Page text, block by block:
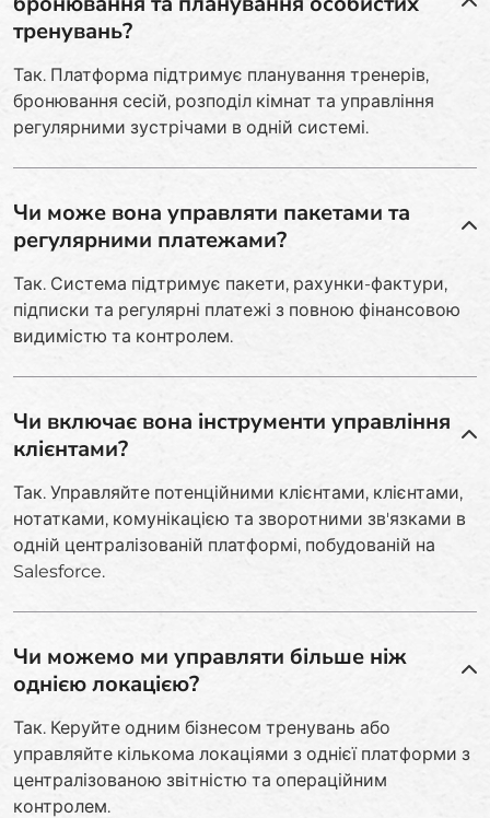
тренувань?
Так. Платформа підтримує планування тренерів,
бронювання сесій, розподіл кімнат та управління
регулярними зустрічами в одній системі.
Чи може вона управляти пакетами та
регулярними платежами?
Так. Система підтримує пакети, рахунки-фактури,
підписки та регулярні платежі з повною фінансовою
видимістю та контролем.
Чи включає вона інструменти управління
клієнтами?
Так. Управляйте потенційними клієнтами, клієнтами,
нотатками, комунікацією та зворотними зв'язками в
одній централізованій платформі, побудованій на
Salesforce.
Чи можемо ми управляти більше ніж
однією локацією?
Так. Керуйте одним бізнесом тренувань або
управляйте кількома локаціями з однієї платформи з
централізованою звітністю та операційним
контролем.